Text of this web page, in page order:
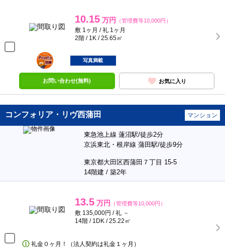
10.15 万円 （管理費等10,000円）
敷 1ヶ月 / 礼 1ヶ月
2階 / 1K / 25.65㎡
ポンタ
部屋
写真満載
お問い合わせ(無料) お気に入り
コンフォリア・リヴ西蒲田 マンション
東急池上線 蓮沼駅/徒歩2分
京浜東北・根岸線 蒲田駅/徒歩9分
東京都大田区西蒲田７丁目 15-5
14階建 / 築2年
13.5 万円 （管理費等10,000円）
敷 135,000円 / 礼 －
14階 / 1DK / 25.22㎡
礼金０ヶ月！（法人契約は礼金１ヶ月）